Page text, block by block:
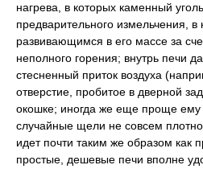
нагрева, в которых каменный
предварительного измельчения, в
развивающимся в его массе за
неполного горения; внутрь печи
стесненный приток воздуха
отверстие, пробитое в дверной
окошке; иногда же еще проще ему
случайные щели не совсем
идет почти таким же образом как
простые, дешевые печи вполне